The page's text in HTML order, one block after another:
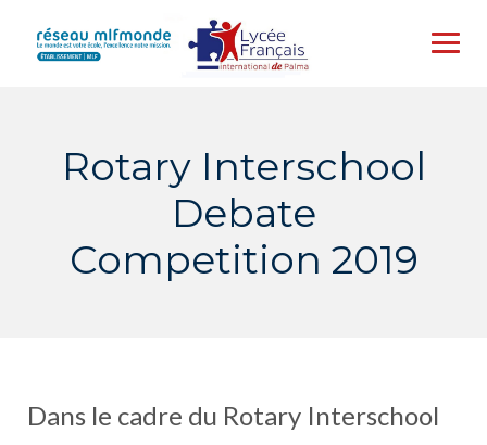
content
Rotary Interschool
Debate
Competition 2019
Dans le cadre du Rotary Interschool